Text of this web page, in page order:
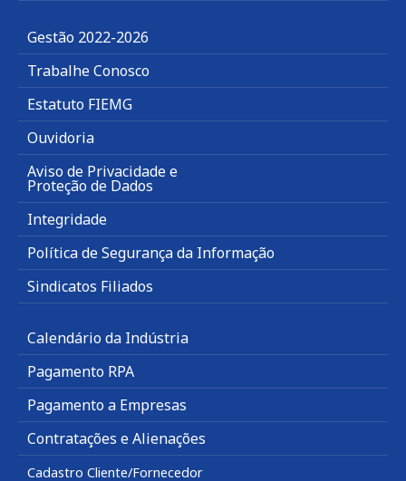
Gestão 2022-2026
Trabalhe Conosco
Estatuto FIEMG
Ouvidoria
Aviso de Privacidade e
Proteção de Dados
Integridade
Política de Segurança da Informação
Sindicatos Filiados
Calendário da Indústria
Pagamento RPA
Pagamento a Empresas
Contratações e Alienações
Cadastro Cliente/Fornecedor